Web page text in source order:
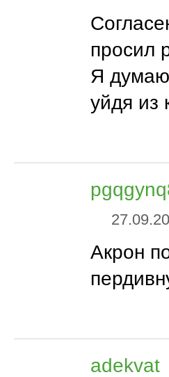
просил
Я думаю
уйдя из
Акрон
adekvat